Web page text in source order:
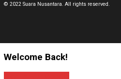
© 2022 Suara Nusantara. All rights reserved.
Welcome Back!